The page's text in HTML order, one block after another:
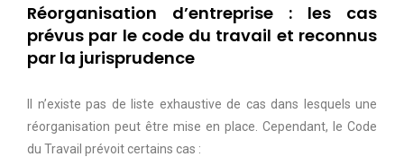
Réorganisation d’entreprise : les cas
prévus par le code du travail et reconnus
par la jurisprudence
Il n’existe pas de liste exhaustive de cas dans lesquels une
réorganisation peut être mise en place. Cependant, le Code
du Travail prévoit certains cas :